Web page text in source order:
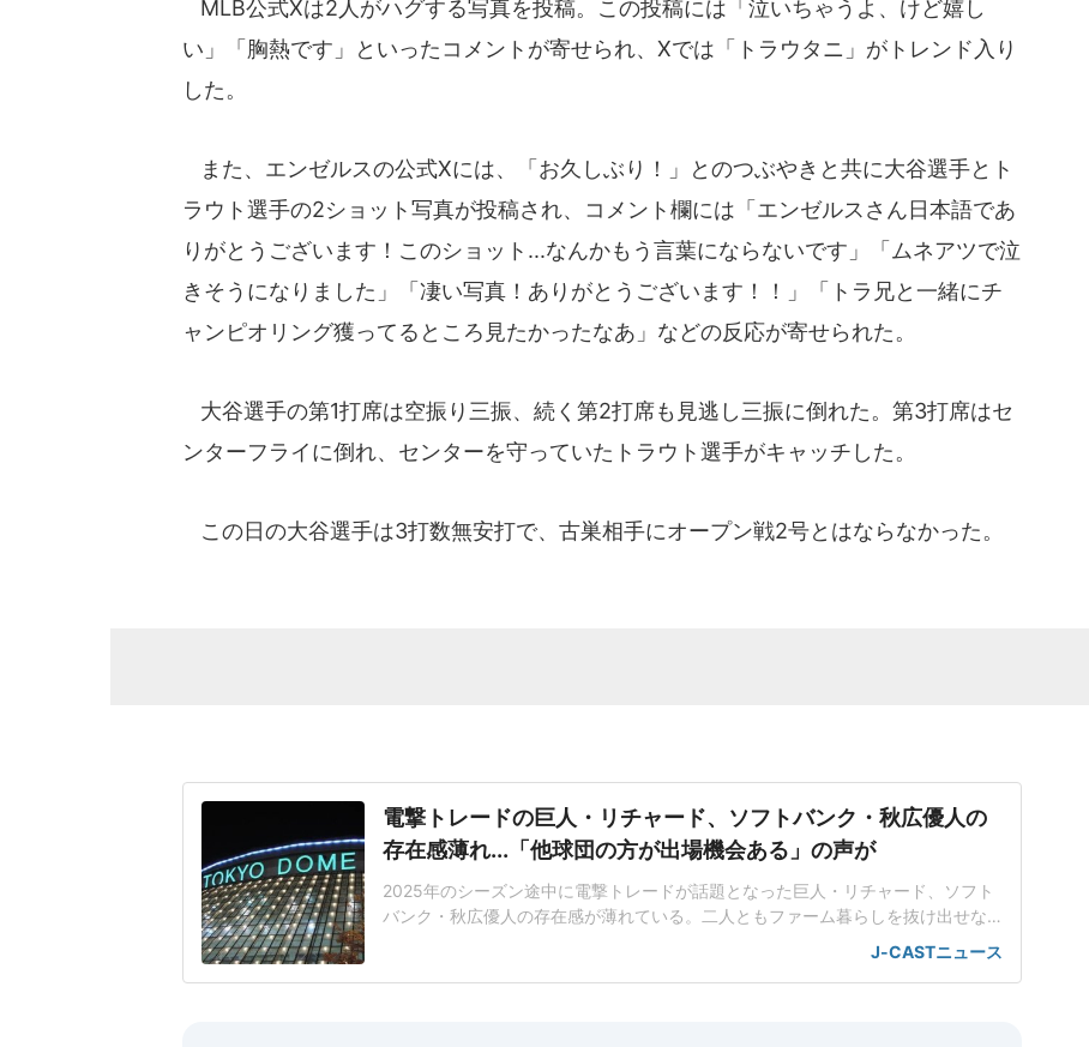
MLB公式Xは2人がハグする写真を投稿。この投稿には「泣いちゃうよ、けど嬉し
い」「胸熱です」といったコメントが寄せられ、Xでは「トラウタニ」がトレンド入り
した。
また、エンゼルスの公式Xには、「お久しぶり！」とのつぶやきと共に大谷選手とト
ラウト選手の2ショット写真が投稿され、コメント欄には「エンゼルスさん日本語であ
りがとうございます！このショット...なんかもう言葉にならないです」「ムネアツで泣
きそうになりました」「凄い写真！ありがとうございます！！」「トラ兄と一緒にチ
ャンピオリング獲ってるところ見たかったなあ」などの反応が寄せられた。
大谷選手の第1打席は空振り三振、続く第2打席も見逃し三振に倒れた。第3打席はセ
ンターフライに倒れ、センターを守っていたトラウト選手がキャッチした。
この日の大谷選手は3打数無安打で、古巣相手にオープン戦2号とはならなかった。
電撃トレードの巨人・リチャード、ソフトバンク・秋広優人の
存在感薄れ...「他球団の方が出場機会ある」の声が
2025年のシーズン途中に電撃トレードが話題となった巨人・リチャード、ソフト
バンク・秋広優人の存在感が薄れている。二人ともファーム暮らしを抜け出せな
いリチャードはソフトバンク在籍時にウエスタン・リーグで5年連続本塁打王に輝
いた長打力を評価され、秋広優人、大江竜聖と2対1のトレードで25年5月に巨人に
J-CASTニュース